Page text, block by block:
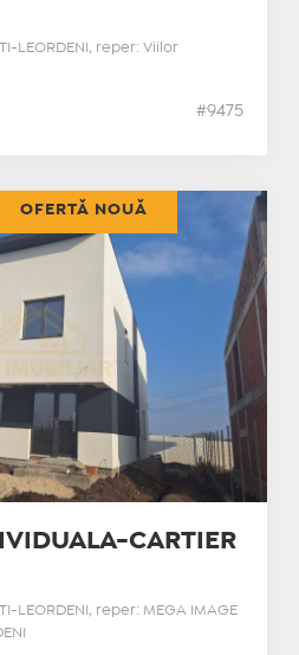
LEORDENI, reper: Viilor
#9475
CARTIER
LEORDENI, reper: MEGA IMAGE
OFERTĂ NOUĂ